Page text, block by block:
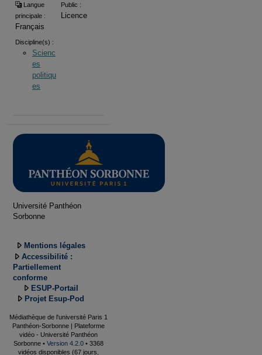
Langue
principale :
Français
Public :
Licence
Discipline(s) :
Scienc
es
politiqu
es
Université Panthéon
Sorbonne
Mentions légales
Accessibilité :
Partiellement
conforme
ESUP-Portail
Projet Esup-Pod
Médiathèque de l'université Paris 1
Panthéon-Sorbonne | Plateforme
vidéo - Université Panthéon
Sorbonne • Version 4.2.0 • 3368
vidéos disponibles (67 jours,